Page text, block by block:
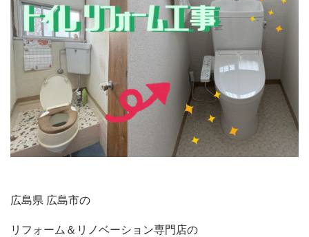
広島県 広島市の
リフォーム＆リノベーション専門店の